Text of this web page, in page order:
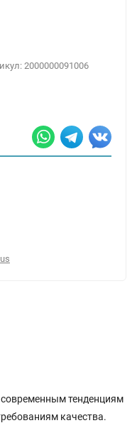
2000000091006
современным тенденциям
качества.